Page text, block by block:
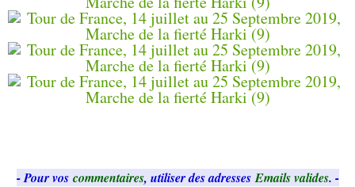
- Pour vos commentaires, utiliser des adresses Emails valides. -